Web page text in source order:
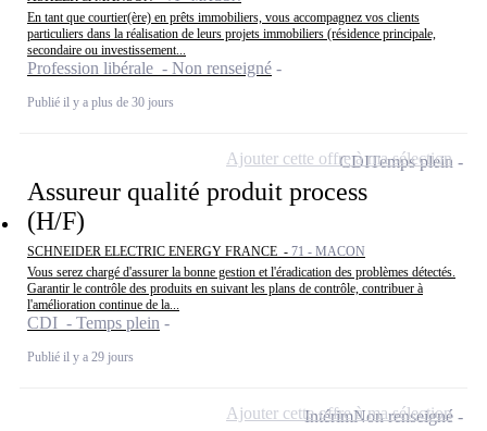
En tant que courtier(ère) en prêts immobiliers, vous accompagnez vos clients
particuliers dans la réalisation de leurs projets immobiliers (résidence principale,
secondaire ou investissement...
Profession libérale - Non renseigné
Publié il y a plus de 30 jours
Assureur qualité produit process
(H/F)
SCHNEIDER ELECTRIC ENERGY FRANCE - 71 - MACON
Vous serez chargé d'assurer la bonne gestion et l'éradication des problèmes détectés.
Garantir le contrôle des produits en suivant les plans de contrôle, contribuer à
l'amélioration continue de la...
CDI - Temps plein
Publié il y a 29 jours
CDITemps plein
Ajouter cette offre à ma sélection
IntérimNon renseigné
Ajouter cette offre à ma sélection